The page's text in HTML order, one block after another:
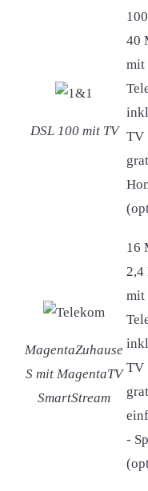
DSL 100 mit TV
40
mit
TV
MagentaZuhause
S mit MagentaTV
SmartStream
16
2,4
mit
TV
-